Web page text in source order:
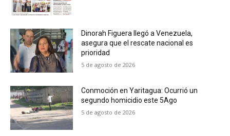
Dinorah Figuera llegó a Venezuela,
asegura que el rescate nacional es
prioridad
5 de agosto de 2026
Conmoción en Yaritagua: Ocurrió un
segundo homicidio este 5Ago
5 de agosto de 2026